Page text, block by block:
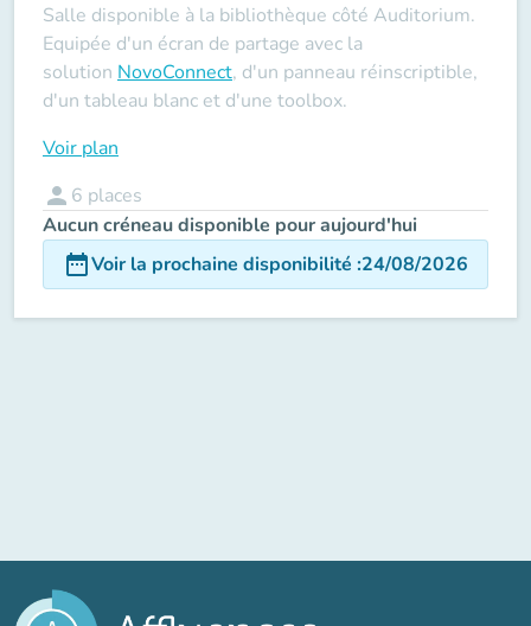
Salle disponible à la bibliothèque côté Auditorium.
Equipée d'un écran de partage avec la
solution NovoConnect, d'un panneau réinscriptible,
d'un tableau blanc et d'une toolbox.
Voir plan
person 6 places
Aucun créneau disponible pour aujourd'hui
date_rangeVoir la prochaine disponibilité :24/08/2026